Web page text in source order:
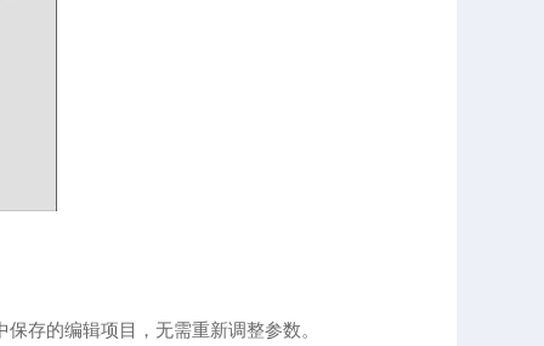
存的编辑项目，无需重新调整参数。